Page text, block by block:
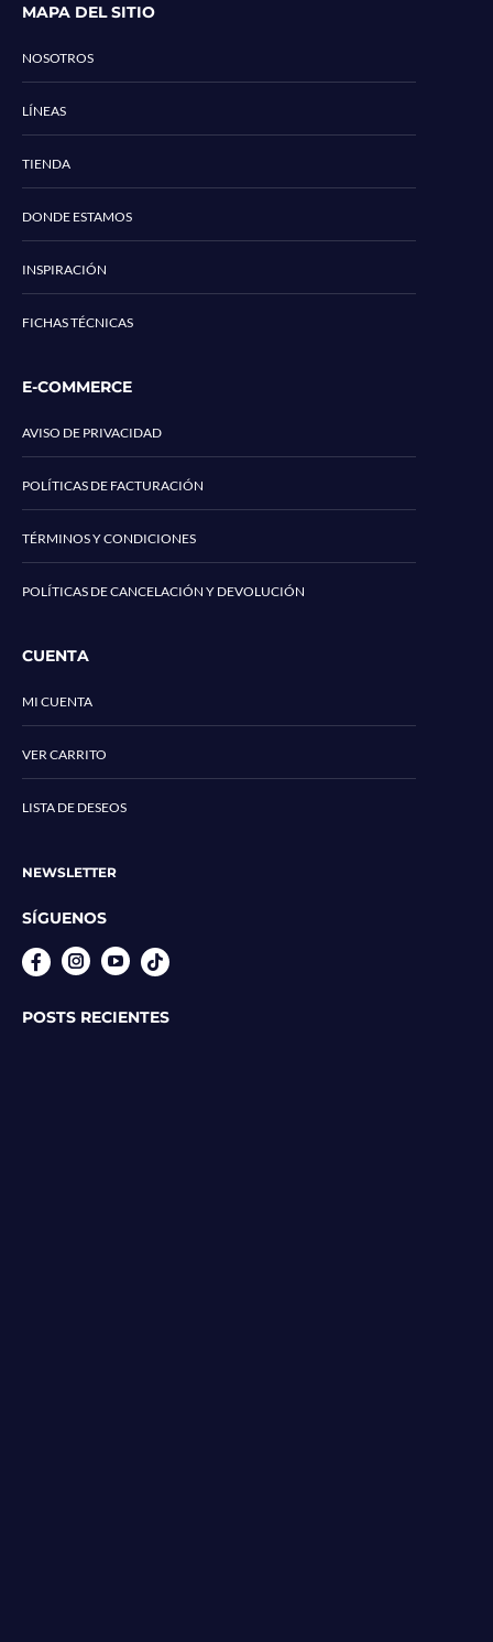
MAPA DEL SITIO
NOSOTROS
LÍNEAS
TIENDA
DONDE ESTAMOS
INSPIRACIÓN
FICHAS TÉCNICAS
E-COMMERCE
AVISO DE PRIVACIDAD
POLÍTICAS DE FACTURACIÓN
TÉRMINOS Y CONDICIONES
POLÍTICAS DE CANCELACIÓN Y DEVOLUCIÓN
CUENTA
MI CUENTA
VER CARRITO
LISTA DE DESEOS
NEWSLETTER
SÍGUENOS
InstagramYouTube
POSTS RECIENTES